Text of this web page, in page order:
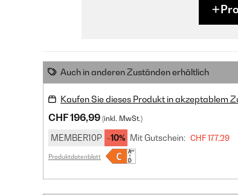
Auch in anderen Zuständen erhältlich
Kaufen Sie dieses Produkt in akzeptablem
CHF 196,99 (inkl. MwSt.)
MEMBER10P -10% Mit Gutschein: CHF 177,29
Produktdatenblatt